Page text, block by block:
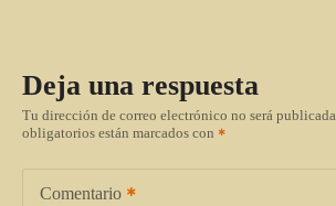
Deja una respuesta
Tu dirección de correo electrónico no será publicada.
obligatorios están marcados con
Comentario